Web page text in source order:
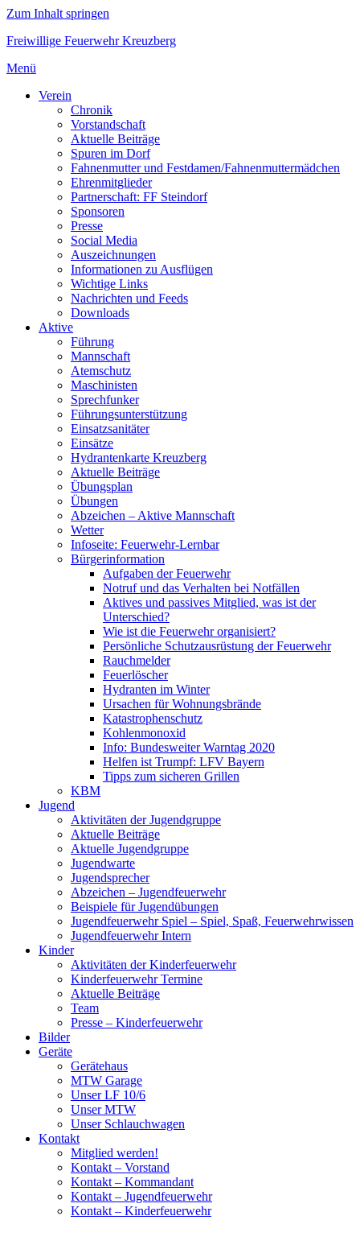
Zum Inhalt springen
Freiwillige Feuerwehr Kreuzberg
Menü
Verein
Chronik
Vorstandschaft
Aktuelle Beiträge
Spuren im Dorf
Fahnenmutter und Festdamen/Fahnenmuttermädchen
Ehrenmitglieder
Partnerschaft: FF Steindorf
Sponsoren
Presse
Social Media
Auszeichnungen
Informationen zu Ausflügen
Wichtige Links
Nachrichten und Feeds
Downloads
Aktive
Führung
Mannschaft
Atemschutz
Maschinisten
Sprechfunker
Führungsunterstützung
Einsatzsanitäter
Einsätze
Hydrantenkarte Kreuzberg
Aktuelle Beiträge
Übungsplan
Übungen
Abzeichen – Aktive Mannschaft
Wetter
Infoseite: Feuerwehr-Lernbar
Bürgerinformation
Aufgaben der Feuerwehr
Notruf und das Verhalten bei Notfällen
Aktives und passives Mitglied, was ist der
Unterschied?
Wie ist die Feuerwehr organisiert?
Persönliche Schutzausrüstung der Feuerwehr
Rauchmelder
Feuerlöscher
Hydranten im Winter
Ursachen für Wohnungsbrände
Katastrophenschutz
Kohlenmonoxid
Info: Bundesweiter Warntag 2020
Helfen ist Trumpf: LFV Bayern
Tipps zum sicheren Grillen
KBM
Jugend
Aktivitäten der Jugendgruppe
Aktuelle Beiträge
Aktuelle Jugendgruppe
Jugendwarte
Jugendsprecher
Abzeichen – Jugendfeuerwehr
Beispiele für Jugendübungen
Jugendfeuerwehr Spiel – Spiel, Spaß, Feuerwehrwissen
Jugendfeuerwehr Intern
Kinder
Aktivitäten der Kinderfeuerwehr
Kinderfeuerwehr Termine
Aktuelle Beiträge
Team
Presse – Kinderfeuerwehr
Bilder
Geräte
Gerätehaus
MTW Garage
Unser LF 10/6
Unser MTW
Unser Schlauchwagen
Kontakt
Mitglied werden!
Kontakt – Vorstand
Kontakt – Kommandant
Kontakt – Jugendfeuerwehr
Kontakt – Kinderfeuerwehr